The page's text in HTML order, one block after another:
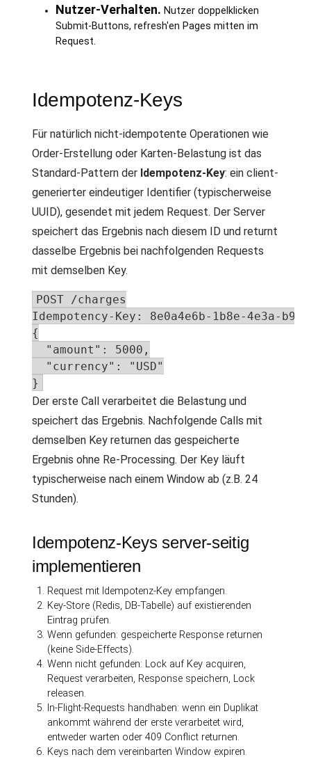
Nutzer-Verhalten. Nutzer doppelklicken
Submit-Buttons, refresh'en Pages mitten im
Request.
Idempotenz-Keys
Für natürlich nicht-idempotente Operationen wie
Order-Erstellung oder Karten-Belastung ist das
Standard-Pattern der Idempotenz-Key: ein client-
generierter eindeutiger Identifier (typischerweise
UUID), gesendet mit jedem Request. Der Server
speichert das Ergebnis nach diesem ID und returnt
dasselbe Ergebnis bei nachfolgenden Requests
mit demselben Key.
POST /charges
Idempotency-Key: 8e0a4e6b-1b8e-4e3a-
{
  "amount": 5000,
  "currency": "USD"
}
Der erste Call verarbeitet die Belastung und
speichert das Ergebnis. Nachfolgende Calls mit
demselben Key returnen das gespeicherte
Ergebnis ohne Re-Processing. Der Key läuft
typischerweise nach einem Window ab (z.B. 24
Stunden).
Idempotenz-Keys server-seitig
implementieren
Request mit Idempotenz-Key empfangen.
Key-Store (Redis, DB-Tabelle) auf existierenden
Eintrag prüfen.
Wenn gefunden: gespeicherte Response returnen
(keine Side-Effects).
Wenn nicht gefunden: Lock auf Key acquiren,
Request verarbeiten, Response speichern, Lock
releasen.
In-Flight-Requests handhaben: wenn ein Duplikat
ankommt während der erste verarbeitet wird,
entweder warten oder 409 Conflict returnen.
Keys nach dem vereinbarten Window expiren.